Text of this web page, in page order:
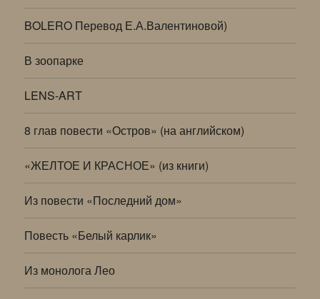
BOLERO Перевод Е.А.Валентиновой)
В зоопарке
LENS-ART
8 глав повести «Остров» (на английском)
«ЖЕЛТОЕ И КРАСНОЕ» (из книги)
Из повести «Последний дом»
Повесть «Белый карлик»
Из монолога Лео